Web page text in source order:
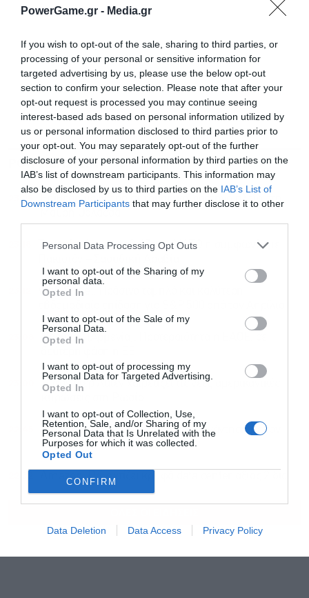
PowerGame.gr - Media.gr
If you wish to opt-out of the sale, sharing to third parties, or
processing of your personal or sensitive information for
targeted advertising by us, please use the below opt-out
section to confirm your selection. Please note that after your
opt-out request is processed you may continue seeing
interest-based ads based on personal information utilized by
us or personal information disclosed to third parties prior to
your opt-out. You may separately opt-out of the further
disclosure of your personal information by third parties on the
IAB’s list of downstream participants. This information may
also be disclosed by us to third parties on the IAB’s List of
Downstream Participants that may further disclose it to other
Personal Data Processing Opt Outs
I want to opt-out of the Sharing of my
personal data.
Opted In
I want to opt-out of the Sale of my
Personal Data.
Opted In
I want to opt-out of processing my
Personal Data for Targeted Advertising.
Opted In
I want to opt-out of Collection, Use,
Retention, Sale, and/or Sharing of my
Personal Data that Is Unrelated with the
Purposes for which it was collected.
Opted Out
CONFIRM
Data Deletion Data Access Privacy Policy
ΡΟΗ ΕΙΔΗΣΕΩΝ ΔΗΜΟΦΙΛΗ
23:25
Επίθεση με drone σε τουρκικό φορτηγό πλοίο στη
Τουρκία: Δεν παραβιάζει το ΝΑΤΟ η συμφωνία με
Wall Street: Πράσινο ταμπλό και καλύτερη
Πασινιάν (Αρμενία): Προτεραιότητα η ΕΑΟΕ, σε
Η φον ντερ Λάιεν χαιρετίζει τις νέες αμερικανικές
Στη Σερβία ο Ζελένσκι: Κρίσιμη συνάντηση με τον
Βούτσιτς
22:32 Amazon: Πώς χτίζει κρυφά data center αξίας 2 δισ.
Εγγραφή στο
και την πολιτική απορρήτου